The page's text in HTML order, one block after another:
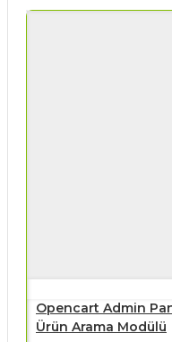
Opencart Admin
Ürün Arama Modülü